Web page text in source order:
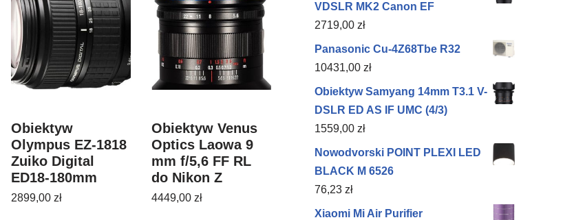
Obiektyw
Olympus EZ-1818
Zuiko Digital
ED18-180mm
f/3.5-6.3
2899,00 zł
Obiektyw Venus
Optics Laowa 9
mm f/5,6 FF RL
do Nikon Z
4449,00 zł
VDSLR MK2 Canon EF
2719,00 zł
Panasonic Cu-4Z68Tbe R32
10431,00 zł
Obiektyw Samyang 14mm T3.1 V-
DSLR ED AS IF UMC (4/3)
1559,00 zł
Nowodvorski POINT PLEXI LED
BLACK M 6526
76,23 zł
Xiaomi Mi Air Purifier